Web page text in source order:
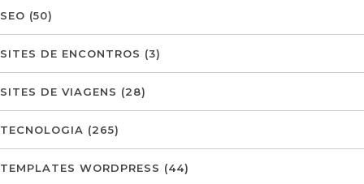
SEO (50)
SITES DE ENCONTROS (3)
SITES DE VIAGENS (28)
TECNOLOGIA (265)
TEMPLATES WORDPRESS (44)